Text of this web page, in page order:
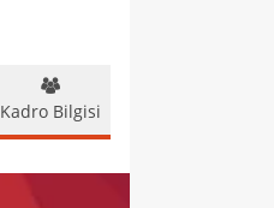
Kadro Bilgisi